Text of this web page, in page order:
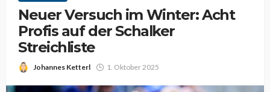
Neuer Versuch im Winter: Acht
Profis auf der Schalker
Streichliste
Johannes Ketterl 1. Oktober 2025